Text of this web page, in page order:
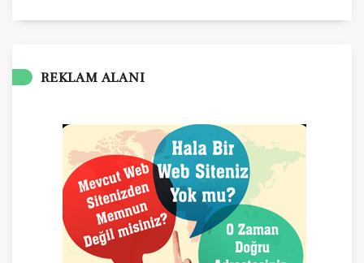
REKLAM ALANI